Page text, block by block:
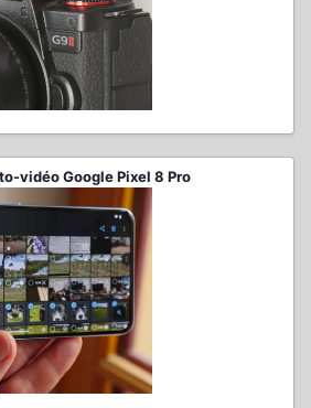
vidéo Google Pixel 8 Pro